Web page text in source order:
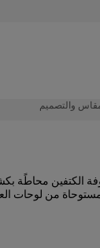
والتصميم
الكتفين
من لوحات
ذات سيقان